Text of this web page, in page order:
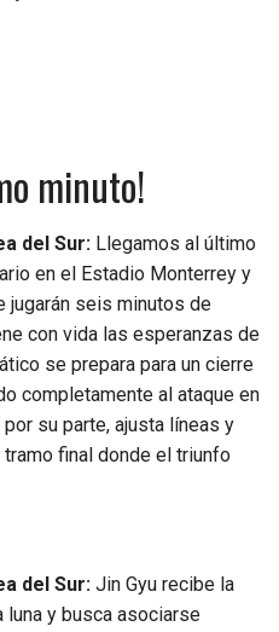
minuto!
del Sur: Llegamos al último
en el Estadio Monterrey y
jugarán seis minutos de
con vida las esperanzas de
se prepara para un cierre
completamente al ataque en
su parte, ajusta líneas y
final donde el triunfo
del Sur: Jin Gyu recibe la
luna y busca asociarse